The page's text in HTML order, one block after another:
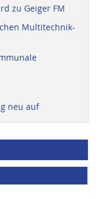
zu Geiger FM
Multitechnik-
neu auf